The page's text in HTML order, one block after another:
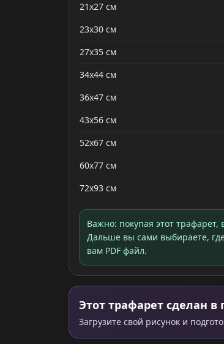
21x27 см
23x30 см
27x35 см
34x44 см
36x47 см
43x56 см
52x67 см
60x77 см
72x93 см
Важно: покупая этот
Дальше вы сами выбираете,
вам PDF файл.
Этот трафарет сделан в
Загрузите свой рисунок и